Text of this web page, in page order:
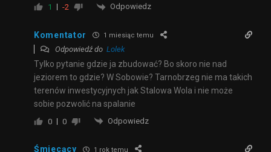
1 -2 Odpowiedz
Komentator 1 miesiąc temu
Odpowiedź do Lolek
Tylko pytanie gdzie ja zbudować? Bo skoro nie nad
jeziorem to gdzie? W Sobowie? Tarnobrzeg nie ma takich
terenów inwestycyjnych jak Stalowa Wola i nie może
sobie pozwolić na spalanie
0 0 Odpowiedz
Śmiecący 1 rok temu